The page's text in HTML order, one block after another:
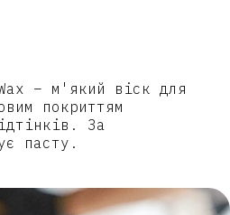
– м'який віск для
покриттям
За
пасту.